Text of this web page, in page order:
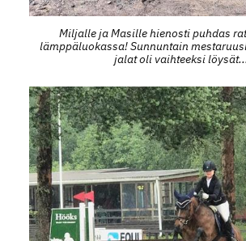
Miljalle ja Masille hienosti puhdas
lämppäluokassa! Sunnuntain
jalat oli vaihteeksi